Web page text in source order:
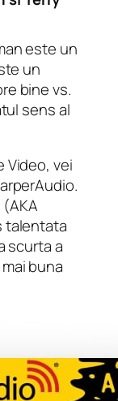
este un
un
bine vs.
sens al
Video, vei
talentata
scurta a
buna